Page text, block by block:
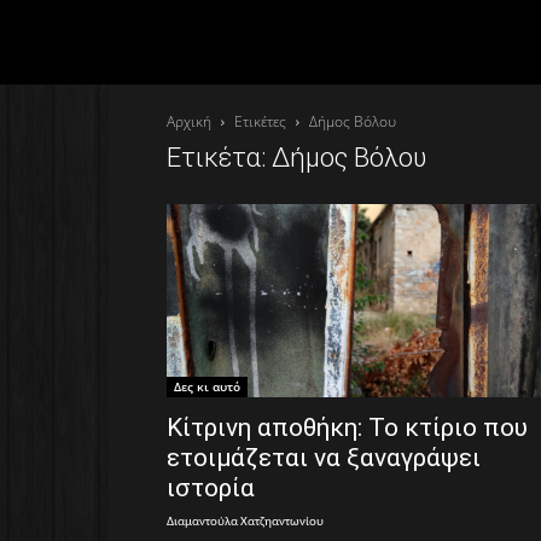
Αρχική Ετικέτες ∆ήµος Βόλου
Ετικέτα: ∆ήµος Βόλου
Δες κι αυτό
Κίτρινη αποθήκη: Το κτίριο που
ετοιμάζεται να ξαναγράψει
ιστορία
Διαμαντούλα Χατζηαντωνίου